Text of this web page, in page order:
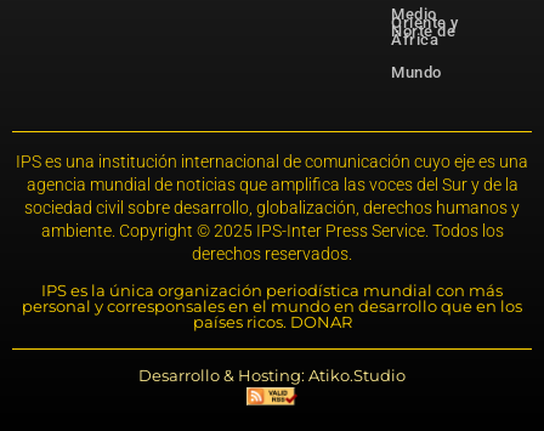
Medio
Oriente y
Norte de
África
Mundo
IPS es una institución internacional de comunicación cuyo eje es una
agencia mundial de noticias que amplifica las voces del Sur y de la
sociedad civil sobre desarrollo, globalización, derechos humanos y
ambiente. Copyright © 2025 IPS-Inter Press Service. Todos los
derechos reservados.
IPS es la única organización periodística mundial con más
personal y corresponsales en el mundo en desarrollo que en los
países ricos. DONAR
Desarrollo & Hosting: Atiko.Studio